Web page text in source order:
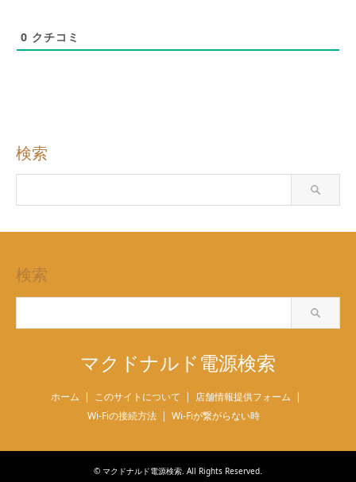
0 クチコミ
検索
検索
マクドナルド電源検索
ホーム このサイトについて
店舗情報提供フォーム
Wi-Fiの接続方法
Wi-Fiが繋がらない時
© マクドナルド電源検索. All Rights Reserved.